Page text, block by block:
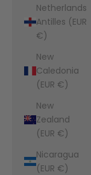
Netherlands
Antilles (EUR
€)
New
Caledonia
(EUR €)
New
Zealand
(EUR €)
Nicaragua
(EUR €)